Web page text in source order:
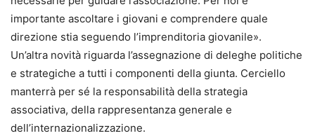
importante ascoltare i giovani e comprendere quale
direzione stia seguendo l’imprenditoria giovanile».
Un’altra novità riguarda l’assegnazione di deleghe politiche
e strategiche a tutti i componenti della giunta. Cerciello
manterrà per sé la responsabilità della strategia
associativa, della rappresentanza generale e
dell’internazionalizzazione.